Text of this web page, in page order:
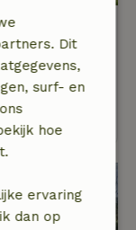
Dit
surf- en
hoe
ervaring
dan op